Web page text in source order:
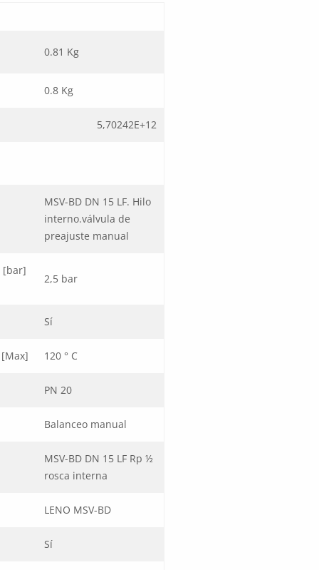
0.81 Kg
0.8 Kg
5,70242E+12
MSV-BD DN 15 LF. Hilo
interno.válvula de
preajuste manual
[bar]
2,5 bar
Sí
120 ° C
PN 20
Balanceo manual
MSV-BD DN 15 LF Rp ½
rosca interna
LENO MSV-BD
Sí